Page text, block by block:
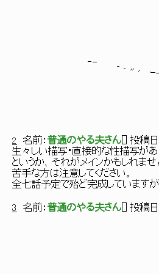
｀ヽ
ｰ '⌒廴,___, 、
｛.:.:.:.:.:.:.:∧ _､イ
_ ノ.:.:.:.:.:.:.:'ｉ ｀
‐- _ _ .. ､ - ～ ''"~＾
´ " ' ｰ-=ﾆ. .
2 名前： 普通のやる夫さん ] 投稿日
生々しい描写・直接的な性描写があ
というか、それがメインかもしれませ
苦手な方は注意してください。
全七話予定で殆ど完成しています
3 名前： 普通のやる夫さん ] 投稿日